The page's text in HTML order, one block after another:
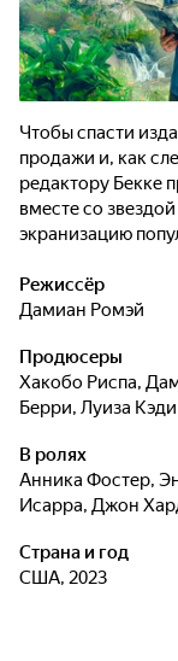
Чтобы спасти
продажи и, как
редактору Бекке
вместе со
экранизацию
Режиссёр
Дамиан Ромэй
Продюсеры
Хакобо Риспа,
Берри, Луиза
В ролях
Анника Фостер,
Исарра, Джон
Страна и год
США, 2023